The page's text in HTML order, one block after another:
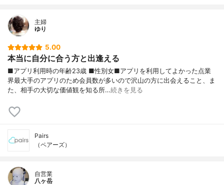
主婦
ゆり
5.00
本当に自分に合う方と出逢える
■アプリ利用時の年齢23歳 ■性別女■アプリを利用してよかった点業
界最大手のアプリのため会員数が多いので沢山の方に出会えること、ま
た、相手の大切な価値観を知る所…続きを見る
Pairs
（ペアーズ）
自営業
八ヶ岳